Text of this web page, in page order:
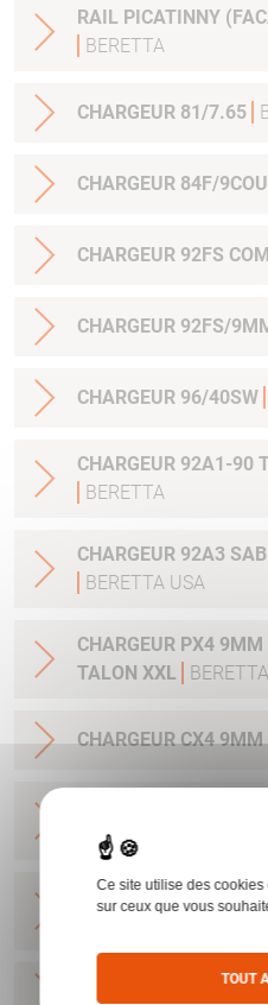
RAIL PICATINNY
BERETTA
CHARGEUR 81/7.65
CHARGEUR 84F/
CHARGEUR 92FS
CHARGEUR 92FS/
CHARGEUR 96/40SW
CHARGEUR 92A1-90
BERETTA
CHARGEUR 92A3
BERETTA USA
CHARGEUR PX4
TALON XXL
BERETTA
CHARGEUR CX4
CHARGEUR NANO
BERETTA USA
CHARGEUR NANO
CHARGEUR PX4
Ce site utilise des
sur ceux que vous
TOUT